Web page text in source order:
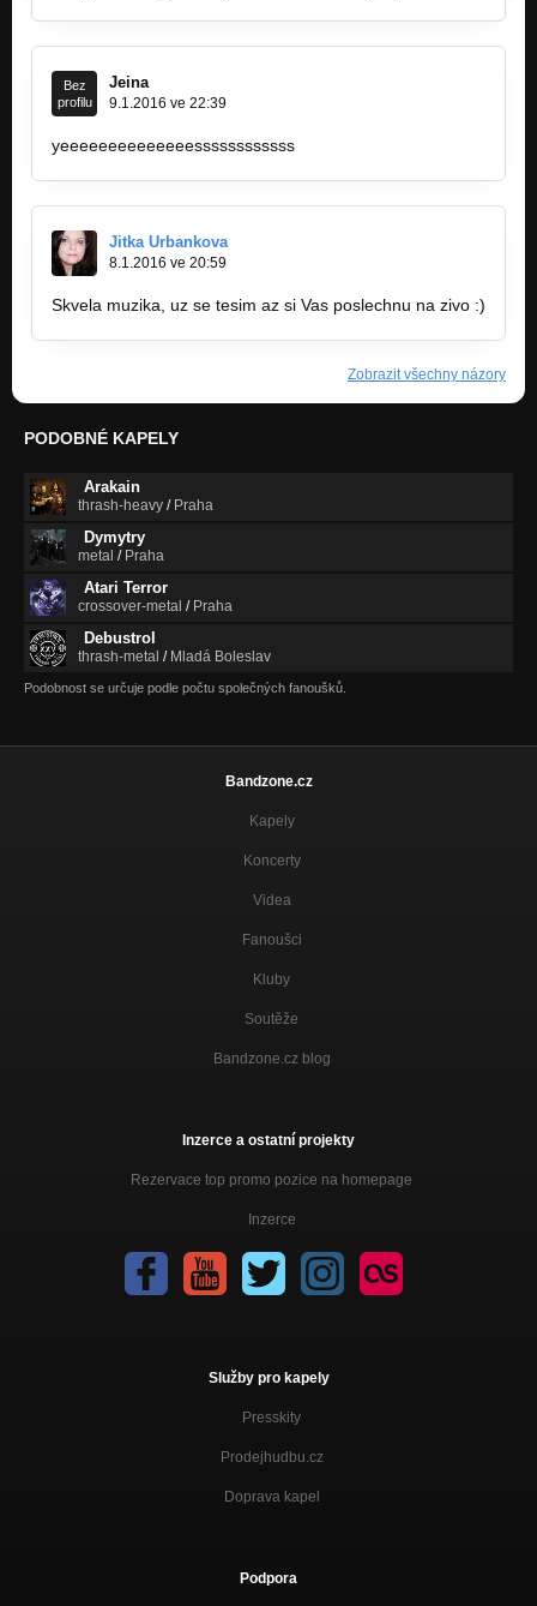
Bez
profilu
Jeina
9.1.2016 ve 22:39
yeeeeeeeeeeeeeessssssssssss
Jitka Urbankova
8.1.2016 ve 20:59
Skvela muzika, uz se tesim az si Vas poslechnu na zivo :)
Zobrazit všechny názory
PODOBNÉ KAPELY
Arakain
thrash-heavy / Praha
Dymytry
metal / Praha
Atari Terror
crossover-metal / Praha
Debustrol
thrash-metal / Mladá Boleslav
Podobnost se určuje podle počtu společných fanoušků.
Bandzone.cz
Kapely
Koncerty
Videa
Fanoušci
Kluby
Soutěže
Bandzone.cz blog
Inzerce a ostatní projekty
Rezervace top promo pozice na homepage
Inzerce
Služby pro kapely
Presskity
Prodejhudbu.cz
Doprava kapel
Podpora